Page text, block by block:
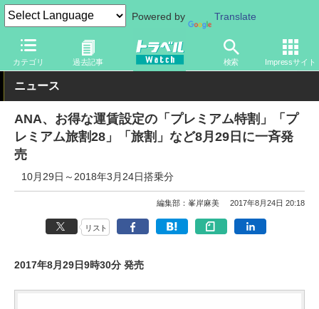
Powered by Translate
カテゴリ 過去記事 検索 Impressサイト
トラベル Watch 企業・政府・官庁 国内エアライン ANA
ニュース
ANA、お得な運賃設定の「プレミアム特割」「プ
レミアム旅割28」「旅割」など8月29日に一斉発
売
10月29日～2018年3月24日搭乗分
編集部：峯岸麻美 2017年8月24日 20:18
リスト
2017年8月29日9時30分 発売